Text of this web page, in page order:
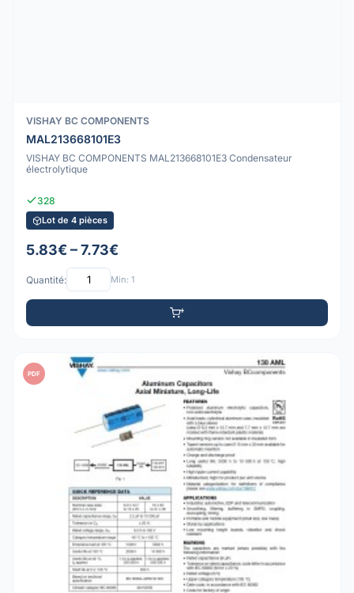
VISHAY BC COMPONENTS
MAL213668101E3
VISHAY BC COMPONENTS MAL213668101E3 Condensateur
électrolytique
328
Lot de 4 pièces
5.83€ – 7.73€
Quantité: Min: 1
PDF